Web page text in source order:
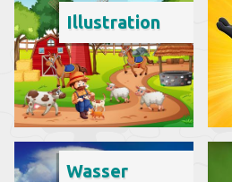
Illustration
Wasser